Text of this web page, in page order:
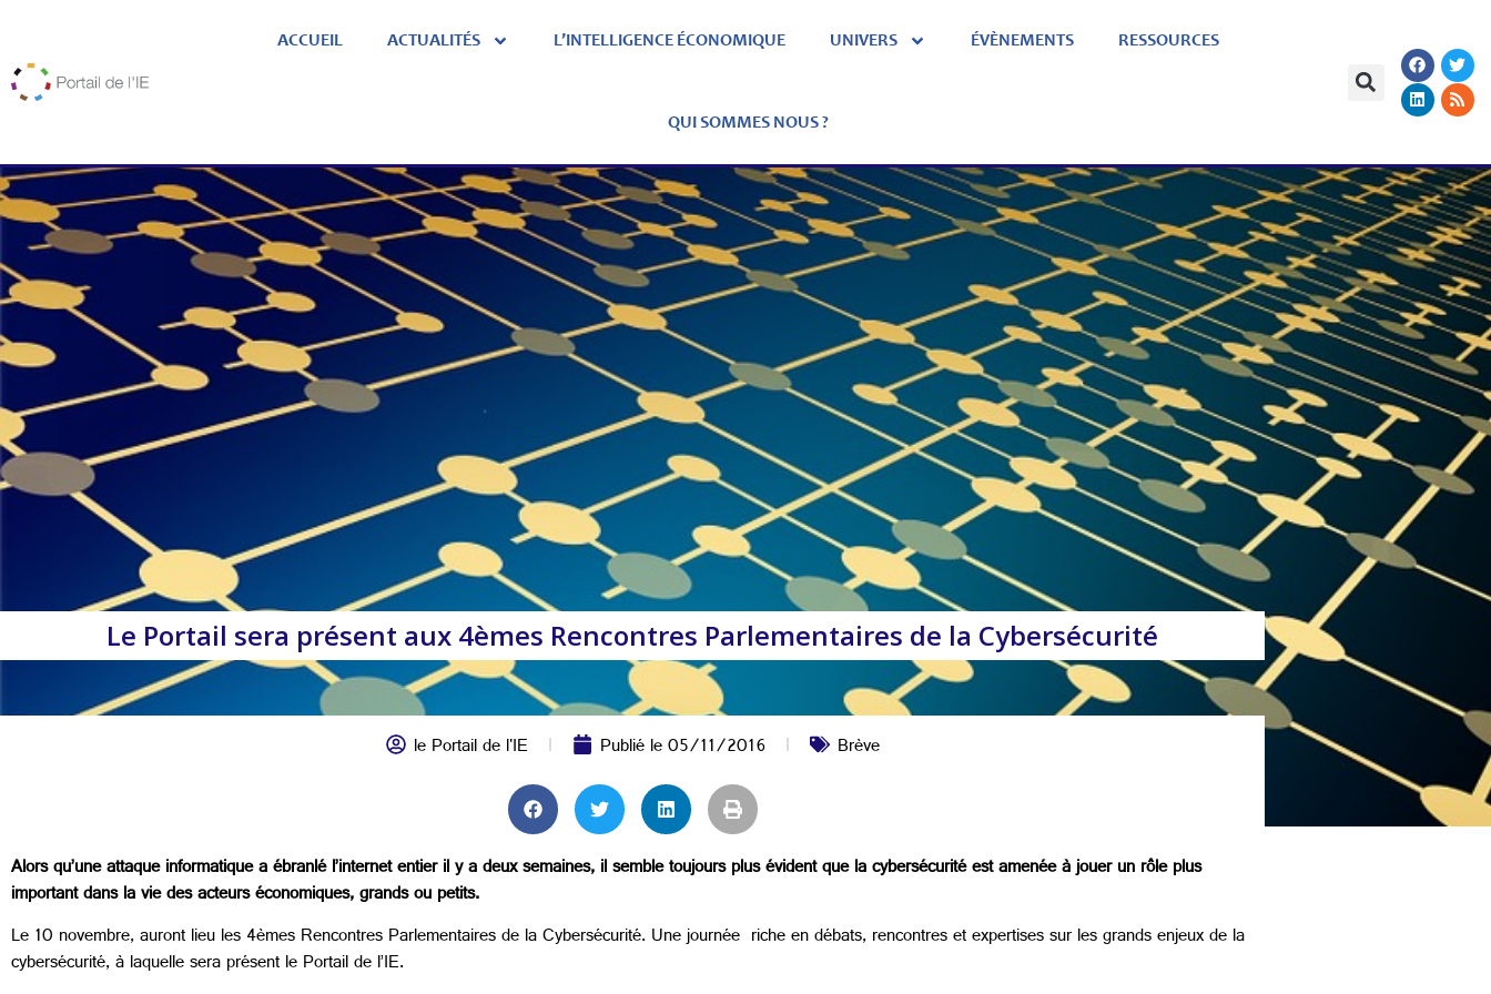
ACCUEIL ACTUALITÉS L’INTELLIGENCE ÉCONOMIQUE UNIVERS ÉVÈNEMENTS RESSOURCES
QUI SOMMES NOUS ?
Le Portail sera présent aux 4èmes Rencontres Parlementaires de la Cybersécurité
le Portail de l'IE Publié le05/11/2016 Brève
Alors qu’une attaque informatique a ébranlé l’internet entier il y a deux semaines, il semble toujours plus évident que la cybersécurité est amenée à jouer un rôle plus
important dans la vie des acteurs économiques, grands ou petits.
Le 10 novembre, auront lieu les 4èmes Rencontres Parlementaires de la Cybersécurité. Une journée riche en débats, rencontres et expertises sur les grands enjeux de la
cybersécurité, à laquelle sera présent le Portail de l’IE.